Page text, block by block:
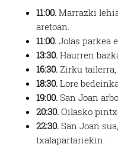
11:00. Marrazki
aretoan.
11:00. Jolas parkea
13:30. Haurren
16:30. Zirku
18:30. Lore
19:00. San Joan
20:30. Oilasko
22:30. San Joan
txalapartariekin.